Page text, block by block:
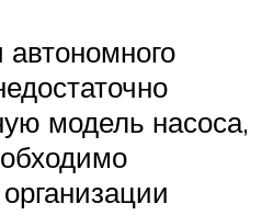
модель насоса,